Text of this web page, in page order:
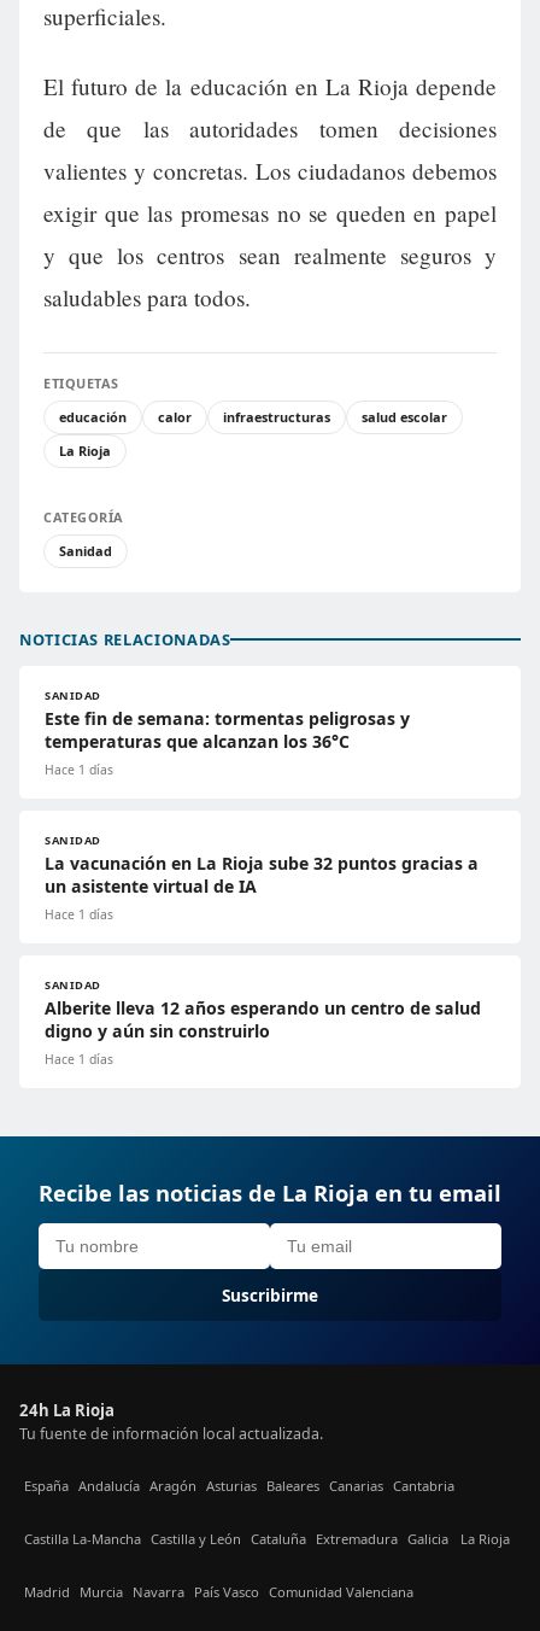
superficiales.
El futuro de la educación en La Rioja depende
de que las autoridades tomen decisiones
valientes y concretas. Los ciudadanos debemos
exigir que las promesas no se queden en papel
y que los centros sean realmente seguros y
saludables para todos.
ETIQUETAS
educación
calor infraestructuras
salud escolar
La Rioja
CATEGORÍA
Sanidad
NOTICIAS RELACIONADAS
SANIDAD
Este fin de semana: tormentas peligrosas y
temperaturas que alcanzan los 36°C
Hace 1 días
SANIDAD
La vacunación en La Rioja sube 32 puntos gracias a
un asistente virtual de IA
Hace 1 días
SANIDAD
Alberite lleva 12 años esperando un centro de salud
digno y aún sin construirlo
Hace 1 días
Recibe las noticias de La Rioja en tu email
Suscribirme
24h La Rioja
Tu fuente de información local actualizada.
España Andalucía Aragón Asturias Baleares Canarias Cantabria
Castilla La-Mancha Castilla y León Cataluña Extremadura Galicia La Rioja
Madrid Murcia Navarra País Vasco Comunidad Valenciana